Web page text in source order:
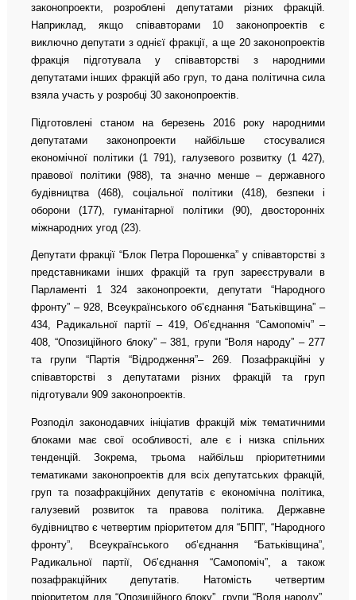
законопроекти, розроблені депутатами різних фракцій.
Наприклад, якщо співавторами 10 законопроектів є
виключно депутати з однієї фракції, а ще 20 законопроектів
фракція підготувала у співавторстві з народними
депутатами інших фракцій або груп, то дана політична сила
взяла участь у розробці 30 законопроектів.
Підготовлені станом на березень 2016 року народними
депутатами законопроекти найбільше стосувалися
економічної політики (1 791), галузевого розвитку (1 427),
правової політики (988), та значно менше – державного
будівництва (468), соціальної політики (418), безпеки і
оборони (177), гуманітарної політики (90), двосторонніх
міжнародних угод (23).
Депутати фракції “Блок Петра Порошенка” у співавторстві з
представниками інших фракцій та груп зареєстрували в
Парламенті 1 324 законопроекти, депутати “Народного
фронту” – 928, Всеукраїнського об’єднання “Батьківщина” –
434, Радикальної партії – 419, Об’єднання “Самопоміч” –
408, “Опозиційного блоку” – 381, групи “Воля народу” – 277
та групи “Партія “Відродження”– 269. Позафракційні у
співавторстві з депутатами різних фракцій та груп
підготували 909 законопроектів.
Розподіл законодавчих ініціатив фракцій між тематичними
блоками має свої особливості, але є і низка спільних
тенденцій. Зокрема, трьома найбільш пріоритетними
тематиками законопроектів для всіх депутатських фракцій,
груп та позафракційних депутатів є економічна політика,
галузевий розвиток та правова політика. Державне
будівництво є четвертим пріоритетом для “БПП”, “Народного
фронту”, Всеукраїнського об’єднання “Батьківщина”,
Радикальної партії, Об’єднання “Самопоміч”, а також
позафракційних депутатів. Натомість четвертим
пріоритетом для “Опозиційного блоку”, групи “Воля народу”,